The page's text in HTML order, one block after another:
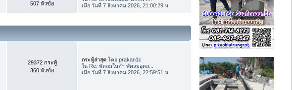
507 หัวข้อ
เมื่อ วันที่ 7 สิงหาคม 2026, 21:00:29 น.
29372 กระทู้
360 หัวข้อ
กระทู้ล่าสุด โดยprakan1c
ใน Re: พัดลมใบดำ พัดลมอุตส...
เมื่อ วันที่ 7 สิงหาคม 2026, 22:59:51 น.